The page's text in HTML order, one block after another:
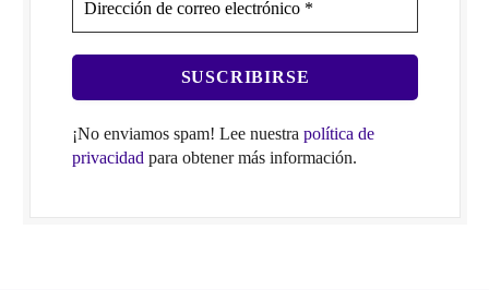
¡No enviamos spam! Lee nuestra política de
privacidad para obtener más información.